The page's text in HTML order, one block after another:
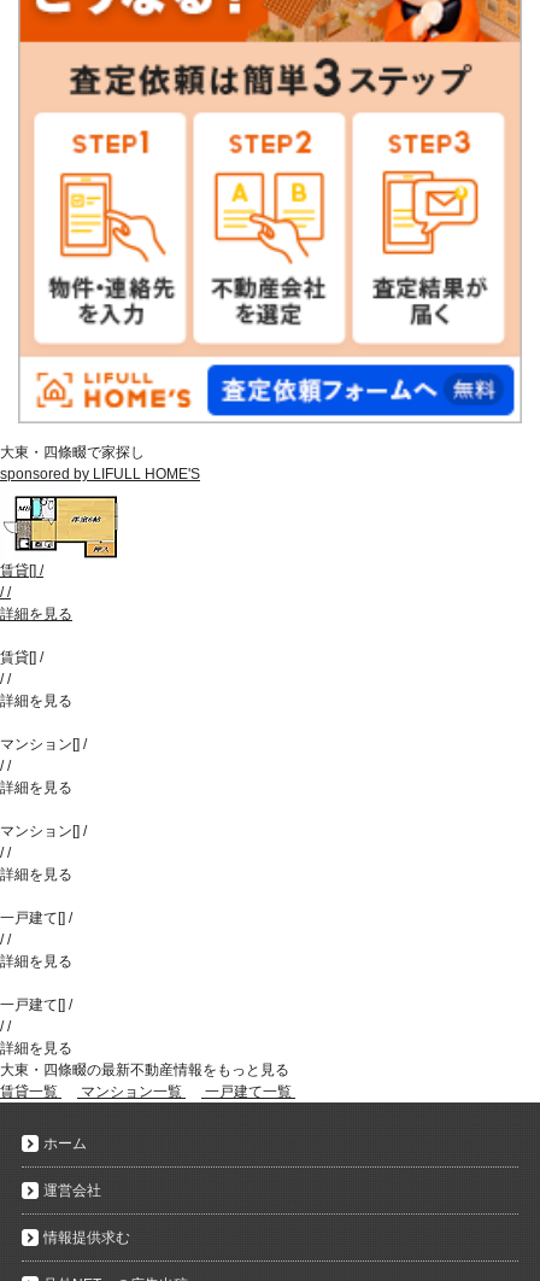
大東・四條畷で家探し
sponsored by LIFULL HOME'S
賃貸[] /
//
詳細を見る
賃貸[] /
//
詳細を見る
マンション[] /
//
詳細を見る
マンション[] /
//
詳細を見る
一戸建て[] /
//
詳細を見る
一戸建て[] /
//
詳細を見る
大東・四條畷の最新不動産情報をもっと見る
賃貸一覧
マンション一覧 一戸建て一覧
ホーム
運営会社
情報提供求む